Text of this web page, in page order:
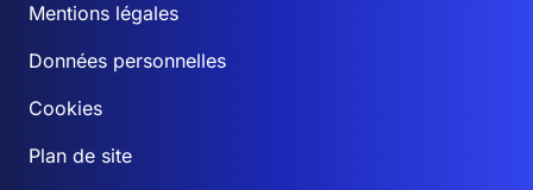
Mentions légales
Données personnelles
Cookies
Plan de site